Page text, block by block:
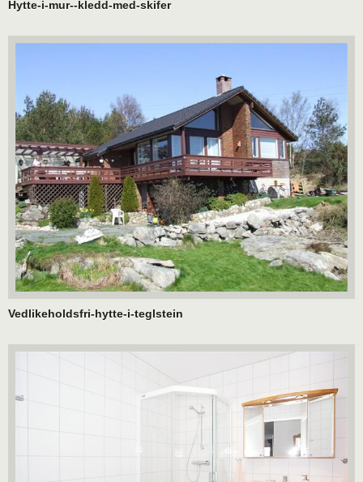
Hytte-i-mur--kledd-med-skifer
Vedlikeholdsfri-hytte-i-teglstein